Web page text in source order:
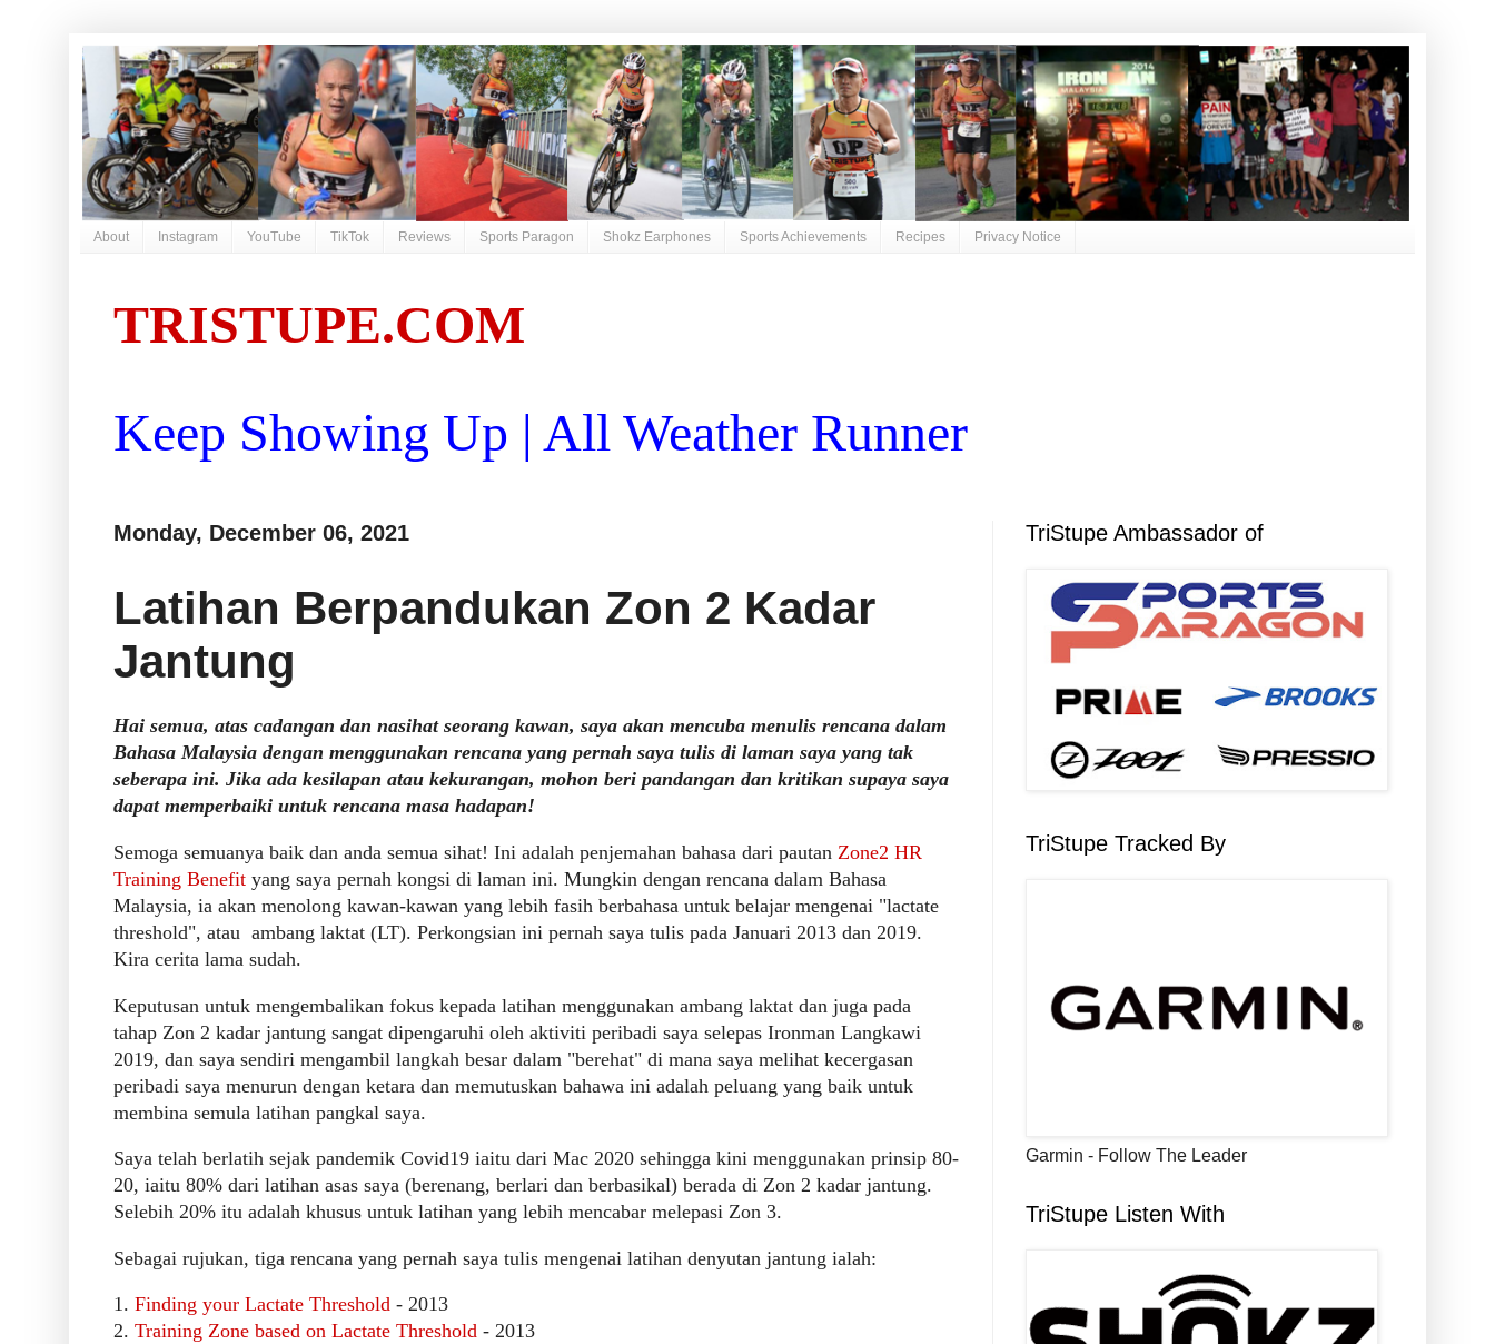
About Instagram YouTube TikTok Reviews Sports Paragon Shokz Earphones Sports Achievements Recipes Privacy Notice
TRISTUPE.COM
Keep Showing Up | All Weather Runner
Monday, December 06, 2021
Latihan Berpandukan Zon 2 Kadar
Jantung
Hai semua, atas cadangan dan nasihat seorang kawan, saya akan mencuba menulis rencana dalam
Bahasa Malaysia dengan menggunakan rencana yang pernah saya tulis di laman saya yang tak
seberapa ini. Jika ada kesilapan atau kekurangan, mohon beri pandangan dan kritikan supaya saya
dapat memperbaiki untuk rencana masa hadapan!
Semoga semuanya baik dan anda semua sihat! Ini adalah penjemahan bahasa dari pautan Zone2 HR
Training Benefit yang saya pernah kongsi di laman ini. Mungkin dengan rencana dalam Bahasa
Malaysia, ia akan menolong kawan-kawan yang lebih fasih berbahasa untuk belajar mengenai "lactate
threshold", atau ambang laktat (LT). Perkongsian ini pernah saya tulis pada Januari 2013 dan 2019.
Kira cerita lama sudah.
Keputusan untuk mengembalikan fokus kepada latihan menggunakan ambang laktat dan juga pada
tahap Zon 2 kadar jantung sangat dipengaruhi oleh aktiviti peribadi saya selepas Ironman Langkawi
2019, dan saya sendiri mengambil langkah besar dalam "berehat" di mana saya melihat kecergasan
peribadi saya menurun dengan ketara dan memutuskan bahawa ini adalah peluang yang baik untuk
membina semula latihan pangkal saya.
Saya telah berlatih sejak pandemik Covid19 iaitu dari Mac 2020 sehingga kini menggunakan prinsip 80-
20, iaitu 80% dari latihan asas saya (berenang, berlari dan berbasikal) berada di Zon 2 kadar jantung.
Selebih 20% itu adalah khusus untuk latihan yang lebih mencabar melepasi Zon 3.
Sebagai rujukan, tiga rencana yang pernah saya tulis mengenai latihan denyutan jantung ialah:
1. Finding your Lactate Threshold - 2013
2. Training Zone based on Lactate Threshold - 2013
TriStupe Ambassador of
TriStupe Tracked By
Garmin - Follow The Leader
TriStupe Listen With